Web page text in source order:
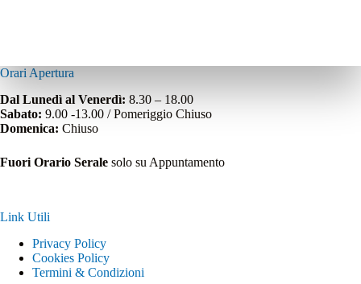
Orari Apertura
Dal Lunedì al Venerdì: 8.30 – 18.00
Sabato: 9.00 -13.00 / Pomeriggio Chiuso
Domenica: Chiuso
Fuori Orario Serale solo su Appuntamento
Link Utili
Privacy Policy
Cookies Policy
Termini & Condizioni